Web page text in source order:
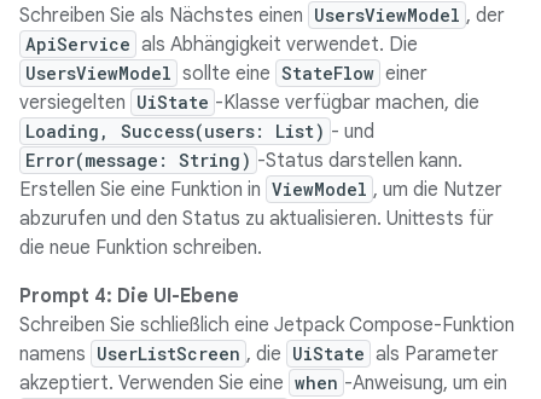
Schreiben Sie als Nächstes einen UsersViewModel , der
ApiService als Abhängigkeit verwendet. Die
UsersViewModel sollte eine StateFlow einer
versiegelten UiState -Klasse verfügbar machen, die
Loading, Success(users: List) - und
Error(message: String) -Status darstellen kann.
Erstellen Sie eine Funktion in ViewModel , um die Nutzer
abzurufen und den Status zu aktualisieren. Unittests für
die neue Funktion schreiben.
Prompt 4: Die UI-Ebene
Schreiben Sie schließlich eine Jetpack Compose-Funktion
namens UserListScreen , die UiState als Parameter
akzeptiert. Verwenden Sie eine when -Anweisung, um ein